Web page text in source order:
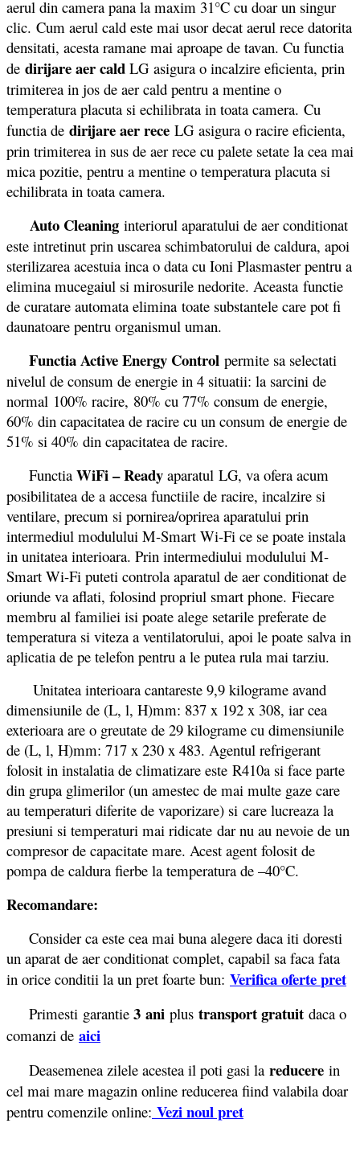
aerul din camera pana la maxim 31°C cu doar un singur
clic. Cum aerul cald este mai usor decat aerul rece datorita
densitati, acesta ramane mai aproape de tavan. Cu functia
de dirijare aer cald LG asigura o incalzire eficienta, prin
trimiterea in jos de aer cald pentru a mentine o
temperatura placuta si echilibrata in toata camera. Cu
functia de dirijare aer rece LG asigura o racire eficienta,
prin trimiterea in sus de aer rece cu palete setate la cea mai
mica pozitie, pentru a mentine o temperatura placuta si
echilibrata in toata camera.
Auto Cleaning interiorul aparatului de aer conditionat
este intretinut prin uscarea schimbatorului de caldura, apoi
sterilizarea acestuia inca o data cu Ioni Plasmaster pentru a
elimina mucegaiul si mirosurile nedorite. Aceasta functie
de curatare automata elimina toate substantele care pot fi
daunatoare pentru organismul uman.
Functia Active Energy Control permite sa selectati
nivelul de consum de energie in 4 situatii: la sarcini de
normal 100% racire, 80% cu 77% consum de energie,
60% din capacitatea de racire cu un consum de energie de
51% si 40% din capacitatea de racire.
Functia WiFi – Ready aparatul LG, va ofera acum
posibilitatea de a accesa functiile de racire, incalzire si
ventilare, precum si pornirea/oprirea aparatului prin
intermediul modulului M-Smart Wi-Fi ce se poate instala
in unitatea interioara. Prin intermediului modulului M-
Smart Wi-Fi puteti controla aparatul de aer conditionat de
oriunde va aflati, folosind propriul smart phone. Fiecare
membru al familiei isi poate alege setarile preferate de
temperatura si viteza a ventilatorului, apoi le poate salva in
aplicatia de pe telefon pentru a le putea rula mai tarziu.
Unitatea interioara cantareste 9,9 kilograme avand
dimensiunile de (L, l, H)mm: 837 x 192 x 308, iar cea
exterioara are o greutate de 29 kilograme cu dimensiunile
de (L, l, H)mm: 717 x 230 x 483. Agentul refrigerant
folosit in instalatia de climatizare este R410a si face parte
din grupa glimerilor (un amestec de mai multe gaze care
au temperaturi diferite de vaporizare) si care lucreaza la
presiuni si temperaturi mai ridicate dar nu au nevoie de un
compresor de capacitate mare. Acest agent folosit de
pompa de caldura fierbe la temperatura de –40°C.
Recomandare:
Consider ca este cea mai buna alegere daca iti doresti
un aparat de aer conditionat complet, capabil sa faca fata
in orice conditii la un pret foarte bun: Verifica ofertepret
Primesti garantie 3 ani plus transport gratuit daca o
comanzi de aici
Deasemenea zilele acestea il poti gasi la reducere in
cel mai mare magazin online reducerea fiind valabila doar
pentru comenzile online: Vezi noul pret